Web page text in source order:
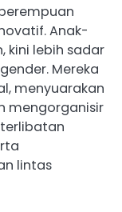
Anak-
kini lebih sadar
Mereka
menyuarakan
mengorganisir
lintas